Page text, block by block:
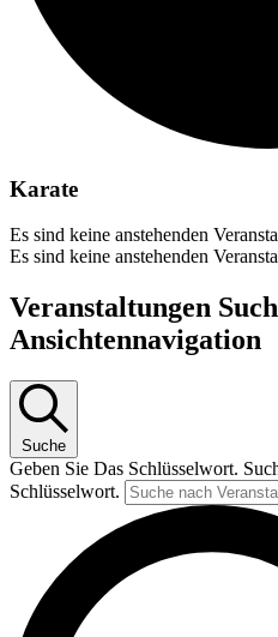
Karate
Es sind keine anstehenden
Es sind keine anstehenden
Veranstaltungen
Ansichtennavigation
Suche
Geben Sie Das Schlüsselwort.
Schlüsselwort.